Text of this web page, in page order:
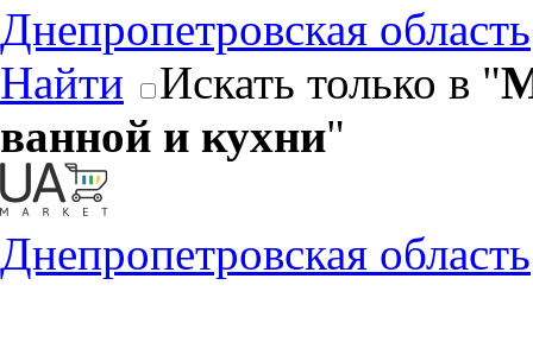
Днепропетровская область
Найти
Искать только в "
ванной и кухни"
Днепропетровская область